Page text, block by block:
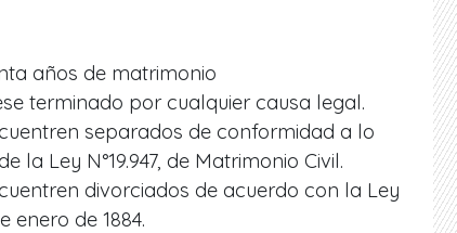
años de matrimonio
terminado por cualquier causa legal.
separados de conformidad a lo
la Ley N°19.947, de Matrimonio Civil.
divorciados de acuerdo con la Ley
enero de 1884.